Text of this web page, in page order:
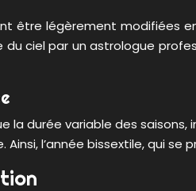
légèrement modifiées
ciel par un astrologue
la durée variable des
Ainsi, l’année bissextile, qui